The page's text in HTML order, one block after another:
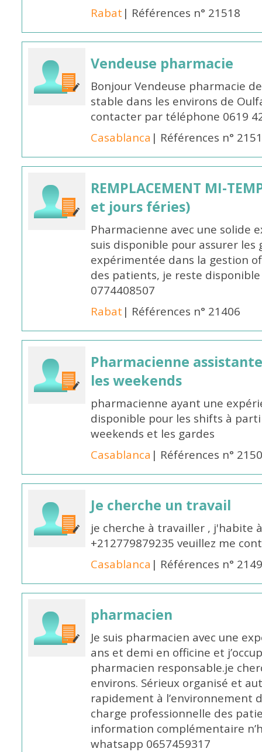
Rabat | Références n° 21518
Vendeuse pharmacie
Bonjour Vendeuse pharmacie
stable dans les environs de
contacter par téléphone 0619
Casablanca | Références n°
REMPLACEMENT MI-
et jours féries)
Pharmacienne avec une solide
suis disponible pour assurer les
expérimentée dans la gestion
des patients, je reste
0774408507
Rabat | Références n° 21406
Pharmacienne
les weekends
pharmacienne ayant une
disponible pour les shifts à
weekends et les gardes
Casablanca | Références n°
Je cherche un travail
je cherche à travailler , j'habite
+212779879235 veuillez me
Casablanca | Références n°
pharmacien
Je suis pharmacien avec une
ans et demi en officine et
pharmacien responsable.je
environs. Sérieux organisé et
rapidement à l’environnement
charge professionnelle des
information complémentaire
whatsapp 0657459317